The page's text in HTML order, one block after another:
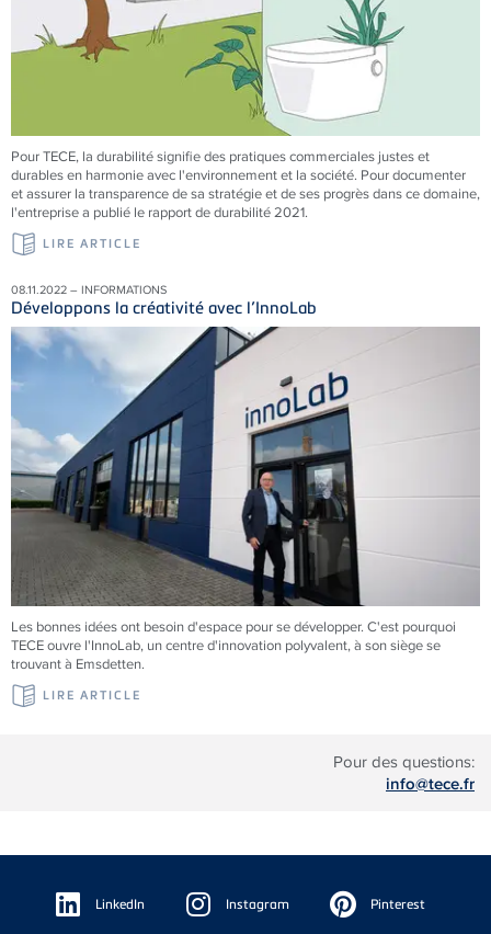
Pour des questions:
info@tece.fr
Pour TECE, la durabilité signifie des pratiques commerciales justes et
durables en harmonie avec l'environnement et la société. Pour documenter
et assurer la transparence de sa stratégie et de ses progrès dans ce domaine,
l'entreprise a publié le rapport de durabilité 2021.
LIRE ARTICLE
08.11.2022 – INFORMATIONS
Développons la créativité avec l’InnoLab
Les bonnes idées ont besoin d'espace pour se développer. C'est pourquoi
TECE ouvre l'InnoLab, un centre d'innovation polyvalent, à son siège se
trouvant à Emsdetten.
LIRE ARTICLE
Floating
Sidebar LinkedIn Instagram Pinterest